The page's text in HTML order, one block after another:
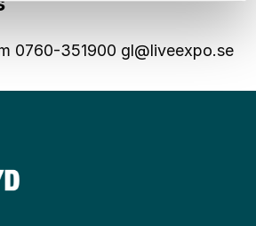
0760-351900 gl@liveexpo.se